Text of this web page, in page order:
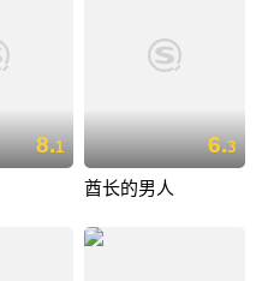
8.1 6.3
酋长的男人